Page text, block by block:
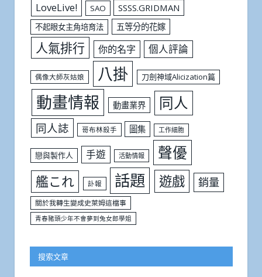
LoveLive! SAO SSSS.GRIDMAN
不起眼女主角培育法 五等分的花嫁
人氣排行 你的名字 個人評論
偶像大師灰姑娘 八掛 刀劍神域Alicization篇
動畫情報 動畫業界 同人
同人誌 哥布林殺手 圖集 工作細胞
戀與製作人 手遊 活動情報 聲優
艦これ 訃報 話題 遊戲 銷量
關於我轉生變成史萊姆這檔事
青春豬頭少年不會夢到兔女郎學姐
搜索文章